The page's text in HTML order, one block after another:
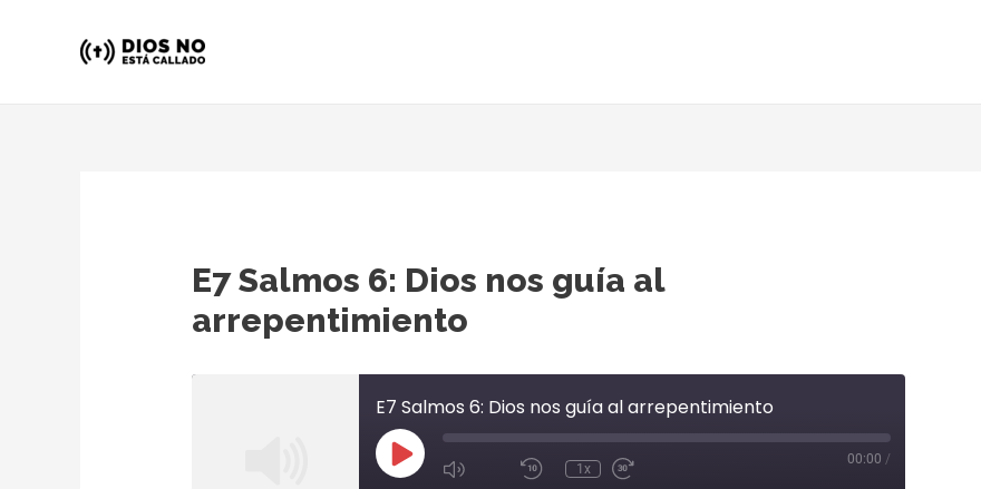
E7 Salmos 6: Dios nos guía al
arrepentimiento
E7 Salmos 6: Dios nos guía al arrepentimiento
Play
Episode
Mute/UnmuteRewind
1x
00:00 /